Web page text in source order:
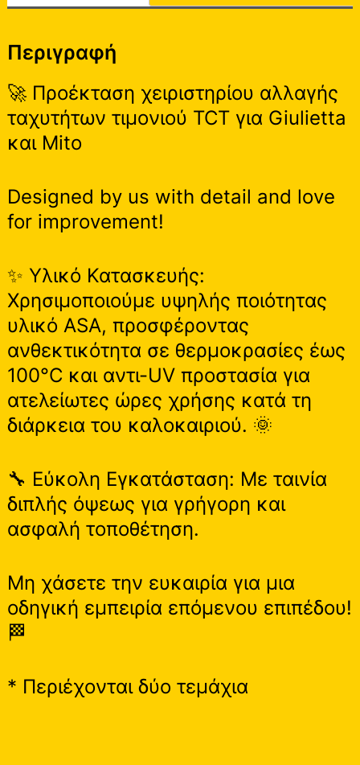
Περιγραφή
🚀 Προέκταση χειριστηρίου αλλαγής
ταχυτήτων τιμονιού TCT για Giulietta
και Mito
Designed by us with detail and love
for improvement!
✨ Υλικό Κατασκευής:
Χρησιμοποιούμε υψηλής ποιότητας
υλικό ASA, προσφέροντας
ανθεκτικότητα σε θερμοκρασίες έως
100°C και αντι-UV προστασία για
ατελείωτες ώρες χρήσης κατά τη
διάρκεια του καλοκαιριού. 🌞
🔧 Εύκολη Εγκατάσταση: Με ταινία
διπλής όψεως για γρήγορη και
ασφαλή τοποθέτηση.
Μη χάσετε την ευκαιρία για μια
οδηγική εμπειρία επόμενου επιπέδου!
🏁
* Περιέχονται δύο τεμάχια